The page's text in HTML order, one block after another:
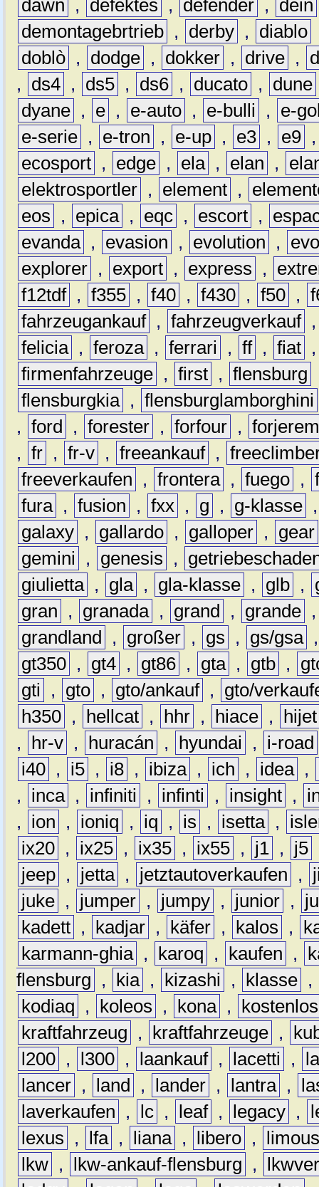
dawn , defektes , defender , dein
demontagebrtrieb , derby , diablo
doblò , dodge , dokker , drive ,
,
ds4 , ds5 , ds6 , ducato , dune
dyane , e , e-auto , e-bulli ,
e-
e-serie , e-tron , e-up , e3 , e9
ecosport , edge , ela , elan ,
elektrosportler , element ,
eos
, epica , eqc , escort ,
evanda , evasion , evolution ,
explorer , export , express ,
f12tdf , f355 , f40 , f430 , f50 ,
fahrzeugankauf , fahrzeugverkauf
felicia , feroza , ferrari , ff , fiat
firmenfahrzeuge , first , flensburg
flensburgkia , flensburglamborghini
, ford , forester , forfour ,
, fr , fr-v , freeankauf ,
freeverkaufen
, frontera , fuego ,
fura , fusion , fxx , g , g-klasse
galaxy , gallardo , galloper ,
gear
gemini
, genesis ,
giulietta , gla , gla-klasse , glb ,
gran
, granada , grand , grande
grandland
, großer , gs , gs/gsa
gt350 , gt4 , gt86 , gta , gtb ,
gti
, gto , gto/ankauf ,
gto/
h350 , hellcat , hhr , hiace ,
hijet
,
hr-v , huracán , hyundai ,
i-road
i40 , i5 , i8 , ibiza , ich , idea ,
,
inca , infiniti , infinti , insight ,
,
ion , ioniq , iq , is , isetta ,
ix20 , ix25 , ix35 , ix55 , j1 , j5
jeep , jetta , jetztautoverkaufen ,
juke , jumper , jumpy , junior ,
kadett , kadjar , käfer , kalos ,
karmann-ghia , karoq , kaufen ,
flensburg
, kia , kizashi , klasse ,
kodiaq
, koleos , kona ,
kostenlos
kraftfahrzeug
, kraftfahrzeuge ,
l200 , l300 , laankauf , lacetti ,
lancer , land , lander , lantra ,
laverkaufen
, lc , leaf , legacy ,
lexus
, lfa , liana , libero ,
lkw , lkw-ankauf-flensburg ,